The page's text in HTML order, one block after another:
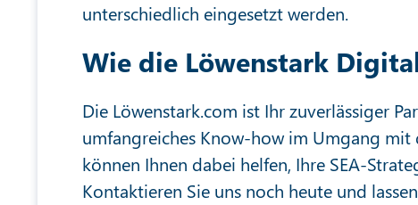
unterschiedlich eingesetzt werden.
Wie die Löwenstark
Die Löwenstark.com ist Ihr zuverlässiger
umfangreiches Know-how im Umgang
können Ihnen dabei helfen, Ihre SEA-
Kontaktieren Sie uns noch heute und